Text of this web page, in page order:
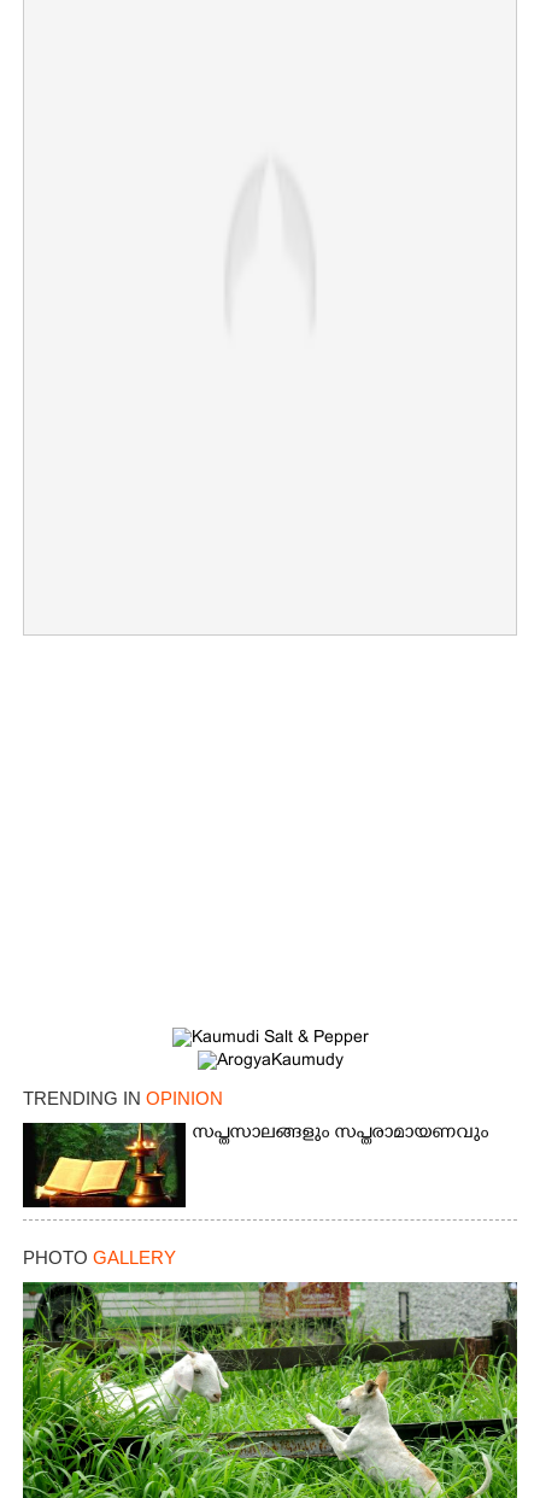
TRENDING IN OPINION
സപ്തസാലങ്ങളും സപ്തരാമായണവും
PHOTO GALLERY